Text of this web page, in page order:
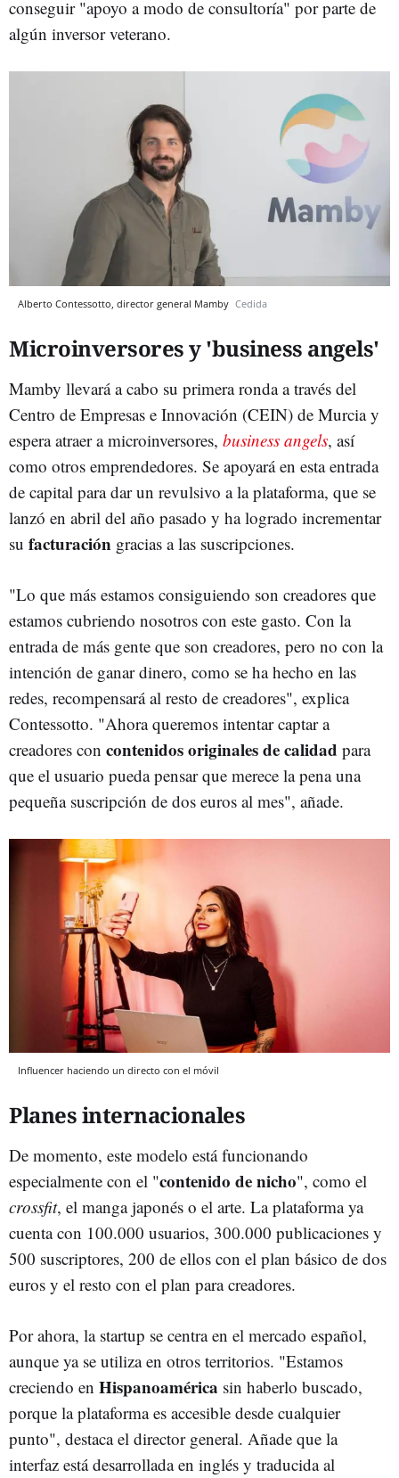
conseguir "apoyo a modo de consultoría" por parte de
algún inversor veterano.
Alberto Contessotto, director general Mamby Cedida
Microinversores y 'business angels'
Mamby llevará a cabo su primera ronda a través del
Centro de Empresas e Innovación (CEIN) de Murcia y
espera atraer a microinversores, business angels, así
como otros emprendedores. Se apoyará en esta entrada
de capital para dar un revulsivo a la plataforma, que se
lanzó en abril del año pasado y ha logrado incrementar
su facturación gracias a las suscripciones.
"Lo que más estamos consiguiendo son creadores que
estamos cubriendo nosotros con este gasto. Con la
entrada de más gente que son creadores, pero no con la
intención de ganar dinero, como se ha hecho en las
redes, recompensará al resto de creadores", explica
Contessotto. "Ahora queremos intentar captar a
creadores con contenidos originales de calidad para
que el usuario pueda pensar que merece la pena una
pequeña suscripción de dos euros al mes", añade.
Influencer haciendo un directo con el móvil
Planes internacionales
De momento, este modelo está funcionando
especialmente con el "contenido de nicho", como el
crossfit, el manga japonés o el arte. La plataforma ya
cuenta con 100.000 usuarios, 300.000 publicaciones y
500 suscriptores, 200 de ellos con el plan básico de dos
euros y el resto con el plan para creadores.
Por ahora, la startup se centra en el mercado español,
aunque ya se utiliza en otros territorios. "Estamos
creciendo en Hispanoamérica sin haberlo buscado,
porque la plataforma es accesible desde cualquier
punto", destaca el director general. Añade que la
interfaz está desarrollada en inglés y traducida al